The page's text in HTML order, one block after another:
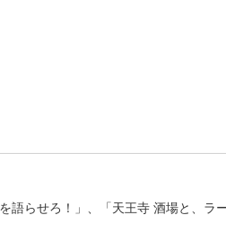
語らせろ！」、「天王寺 酒場と、ラ